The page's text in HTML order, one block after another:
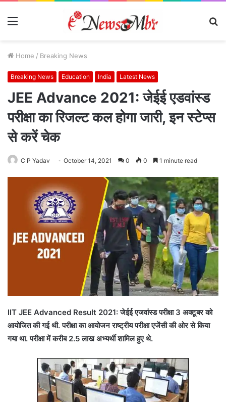
Menu
Home / Breaking News
Breaking News Education India Latest News
JEE Advance 2021: जेईई एडवांस्ड
परीक्षा का रिजल्ट कल होगा जारी, इन स्टेप्स
से करें चेक
C P Yadav October 14, 2021 0 0 1 minute read
IIT JEE Advanced Result 2021: जेईई एजवांस्ड परीक्षा 3 अक्टूबर को
आयोजित की गई थी. परीक्षा का आयोजन राष्ट्रीय परीक्षा एजेंसी की ओर से किया
गया था. परीक्षा में करीब 2.5 लाख अभ्यर्थी शामिल हुए थे.